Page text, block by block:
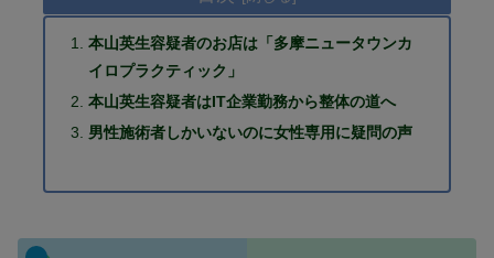
本山英生容疑者のお店は「多摩ニュータウンカ
イロプラクティック」
本山英生容疑者はIT企業勤務から整体の道へ
男性施術者しかいないのに女性専用に疑問の声